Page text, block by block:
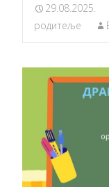
29.08.2025.
родитеље